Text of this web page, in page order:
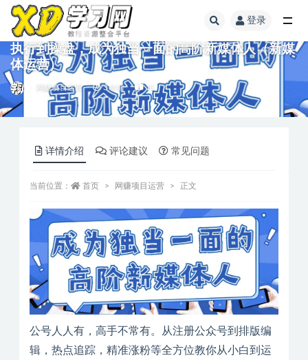
登录
执行到操盘，成为独当一面的高阶新媒体人（新媒
体运营）
网赚项目运营 3 年前 15
详情介绍 评论建议 常见问题
当前位置： 首页 网赚项目运营 正文
公号人人有，高手不常有。从注册公众号到排版编
辑，热点追踪，精准涨粉等全方位教你从小白到运